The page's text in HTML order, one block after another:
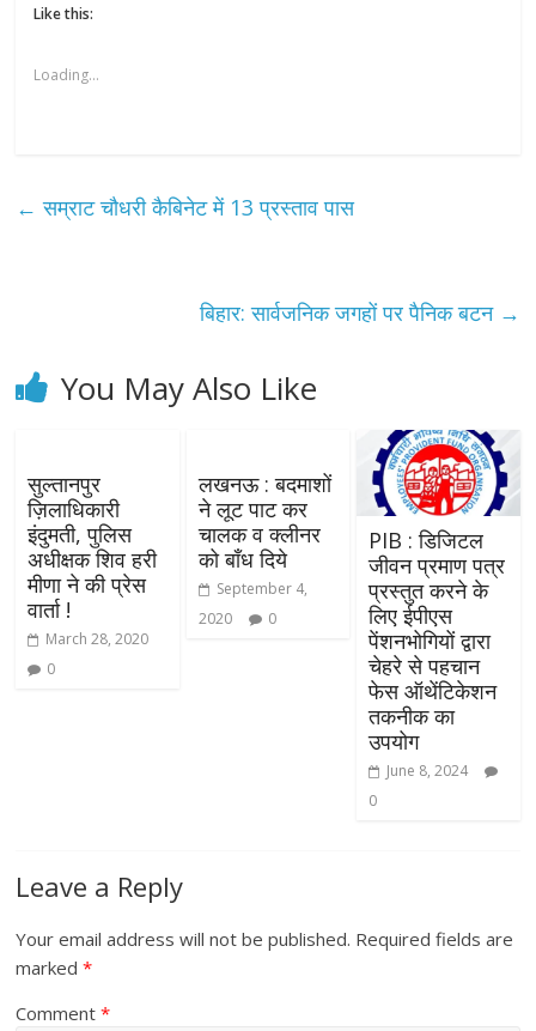
Like this:
Loading...
← सम्राट चौधरी कैबिनेट में 13 प्रस्ताव पास
बिहार: सार्वजनिक जगहों पर पैनिक बटन →
You May Also Like
सुल्तानपुर
ज़िलाधिकारी
इंदुमती, पुलिस
अधीक्षक शिव हरी
मीणा ने की प्रेस
वार्ता !
March 28, 2020
0
लखनऊ : बदमाशों
ने लूट पाट कर
चालक व क्लीनर
को बाँध दिये
September 4,
2020
0
PIB : डिजिटल
जीवन प्रमाण पत्र
प्रस्तुत करने के
लिए ईपीएस
पेंशनभोगियों द्वारा
चेहरे से पहचान
फेस ऑथेंटिकेशन
तकनीक का
उपयोग
June 8, 2024
0
Leave a Reply
Your email address will not be published. Required fields are
marked*
Comment*